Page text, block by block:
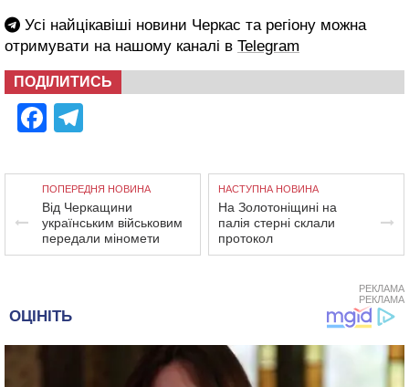
Усі найцікавіші новини Черкас та регіону можна
отримувати на нашому каналі в Telegram
ПОДІЛИТИСЬ
Facebook
ПОПЕРЕДНЯ НОВИНА
Від Черкащини
українським військовим
передали міномети
НАСТУПНА НОВИНА
На Золотоніщині на
палія стерні склали
протокол
РЕКЛАМА
РЕКЛАМА